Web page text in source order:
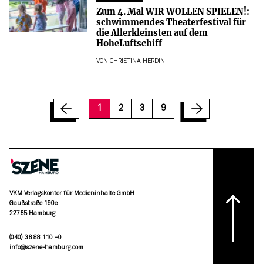
Zum 4. Mal WIR WOLLEN SPIELEN!:
schwimmendes Theaterfestival für
die Allerkleinsten auf dem
HoheLuftschiff
VON CHRISTINA HERDIN
1 2 3 9
VKM Verlagskontor für Medieninhalte GmbH
Gaußstraße 190c
22765 Hamburg
(040) 36 88 110 –0
moc.grubmah-enezs@ofni